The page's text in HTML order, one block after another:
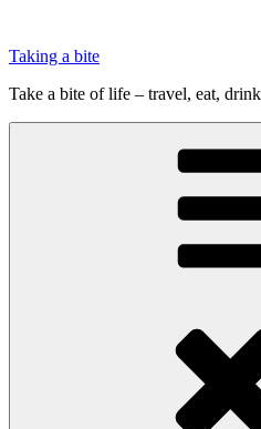
indhold
Taking a bite
Take a bite of life – travel, eat, drink